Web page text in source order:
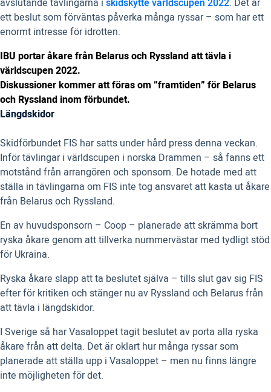
avslutande tävlingarna i skidskytte världscupen 2022. Det är
ett beslut som förväntas påverka många ryssar – som har ett
enormt intresse för idrotten.
IBU portar åkare från Belarus och Ryssland att tävla i
världscupen 2022.
Diskussioner kommer att föras om ”framtiden” för Belarus
och Ryssland inom förbundet.
Längdskidor
Skidförbundet FIS har satts under hård press denna veckan.
Inför tävlingar i världscupen i norska Drammen – så fanns ett
motstånd från arrangören och sponsorn. De hotade med att
ställa in tävlingarna om FIS inte tog ansvaret att kasta ut åkare
från Belarus och Ryssland.
En av huvudsponsorn – Coop – planerade att skrämma bort
ryska åkare genom att tillverka nummervästar med tydligt stöd
för Ukraina.
Ryska åkare slapp att ta beslutet själva – tills slut gav sig FIS
efter för kritiken och stänger nu av Ryssland och Belarus från
att tävla i längdskidor.
I Sverige så har Vasaloppet tagit beslutet av porta alla ryska
åkare från att delta. Det är oklart hur många ryssar som
planerade att ställa upp i Vasaloppet – men nu finns längre
inte möjligheten för det.